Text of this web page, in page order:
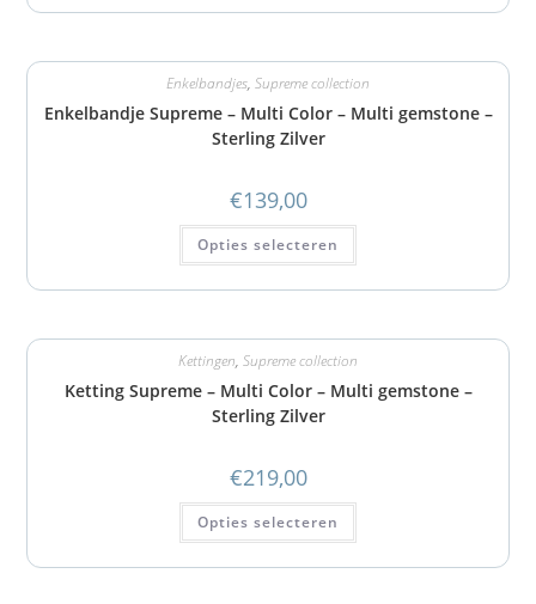
Enkelbandjes, Supreme collection
Enkelbandje Supreme – Multi Color – Multi gemstone –
Sterling Zilver
€139,00
Opties selecteren
Kettingen, Supreme collection
Ketting Supreme – Multi Color – Multi gemstone –
Sterling Zilver
€219,00
Opties selecteren